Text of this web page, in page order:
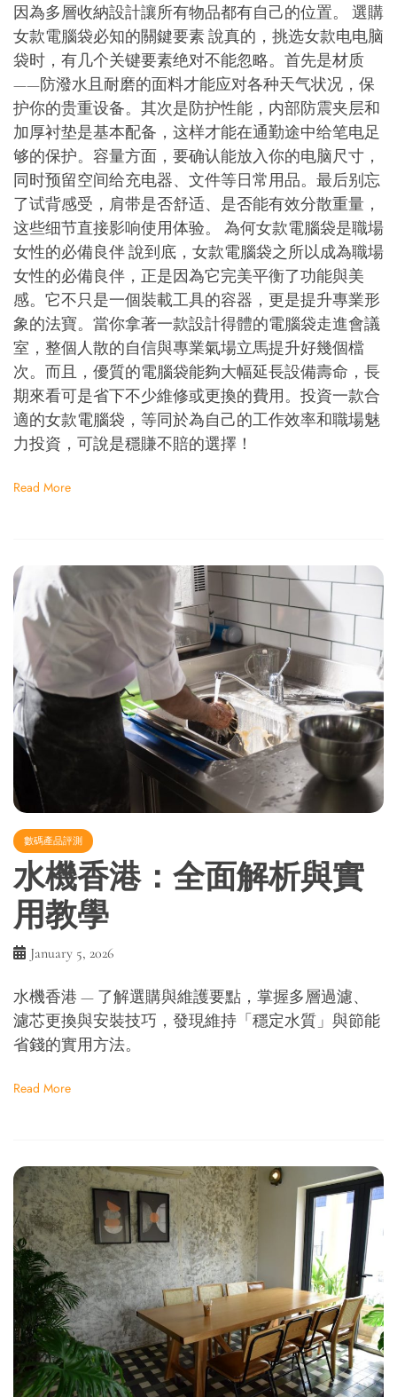
因為多層收納設計讓所有物品都有自己的位置。 選購
女款電腦袋必知的關鍵要素 說真的，挑选女款电电脑
袋时，有几个关键要素绝对不能忽略。首先是材质
——防潑水且耐磨的面料才能应对各种天气状况，保
护你的贵重设备。其次是防护性能，内部防震夹层和
加厚衬垫是基本配备，这样才能在通勤途中给笔电足
够的保护。容量方面，要确认能放入你的电脑尺寸，
同时预留空间给充电器、文件等日常用品。最后别忘
了试背感受，肩带是否舒适、是否能有效分散重量，
这些细节直接影响使用体验。 為何女款電腦袋是職場
女性的必備良伴 說到底，女款電腦袋之所以成為職場
女性的必備良伴，正是因為它完美平衡了功能與美
感。它不只是一個裝載工具的容器，更是提升專業形
象的法寶。當你拿著一款設計得體的電腦袋走進會議
室，整個人散的自信與專業氣場立馬提升好幾個檔
次。而且，優質的電腦袋能夠大幅延長設備壽命，長
期來看可是省下不少維修或更換的費用。投資一款合
適的女款電腦袋，等同於為自己的工作效率和職場魅
力投資，可說是穩賺不賠的選擇！
Read More
數碼產品評測
水機香港：全面解析與實
用教學
January 5, 2026
水機香港 — 了解選購與維護要點，掌握多層過濾、
濾芯更換與安裝技巧，發現維持「穩定水質」與節能
省錢的實用方法。
Read More